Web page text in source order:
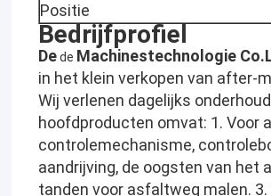
Positie
Bedrijfprofiel
Dede Machinestechnologie
in het klein verkopen van after-
Wij verlenen dagelijks
hoofdproducten omvat: 1. Voor
controlemechanisme,
aandrijving, de oogsten van het
tanden voor asfaltweg malen.